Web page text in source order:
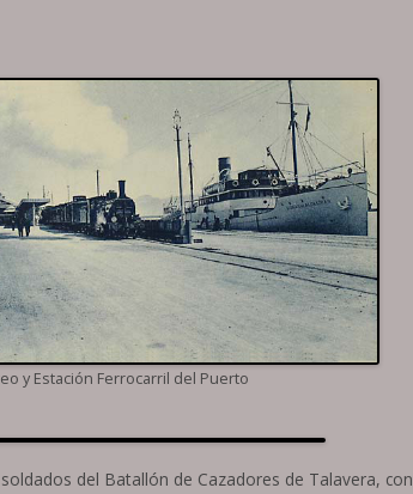
y Estación Ferrocarril del Puerto
del Batallón de Cazadores de Talavera, con